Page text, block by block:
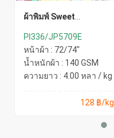
ผ้าพิมพ์ Sweet
PI336/JP5709E
หน้าผ้า : 72/74"
น้ำหนักผ้า : 140 GSM
ความยาว : 4.00 หลา / kg
128 ฿/kg